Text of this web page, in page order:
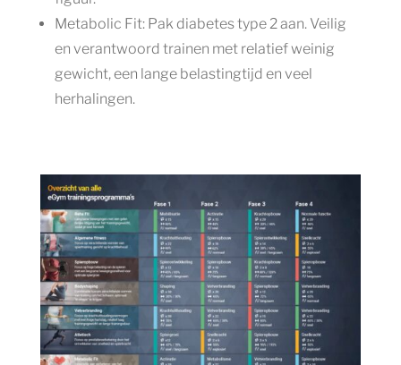
Metabolic Fit: Pak diabetes type 2 aan. Veilig
en verantwoord trainen met relatief weinig
gewicht, een lange belastingtijd en veel
herhalingen.